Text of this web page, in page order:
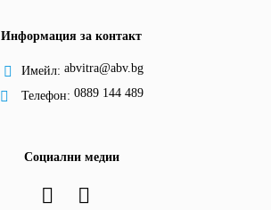
Информация за контакт
Имейл: abvitra@abv.bg
Телефон: 0889 144 489
Социални медии